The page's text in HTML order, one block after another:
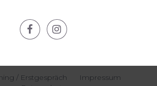
/ Erstgespräch
Impressum